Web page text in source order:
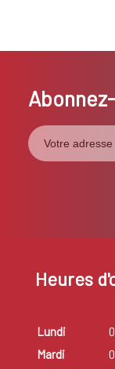
Heures
Lundi
Mardi